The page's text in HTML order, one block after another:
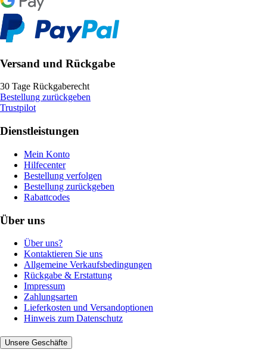
Versand und Rückgabe
30 Tage Rückgaberecht
Bestellung zurückgeben
Trustpilot
Dienstleistungen
Mein Konto
Hilfecenter
Bestellung verfolgen
Bestellung zurückgeben
Rabattcodes
Über uns
Über uns?
Kontaktieren Sie uns
Allgemeine Verkaufsbedingungen
Rückgabe & Erstattung
Impressum
Zahlungsarten
Lieferkosten und Versandoptionen
Hinweis zum Datenschutz
Unsere Geschäfte